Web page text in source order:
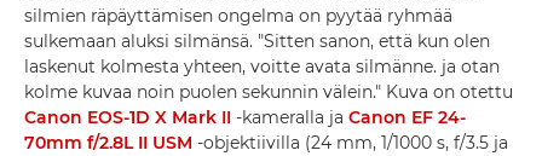
silmien räpäyttämisen ongelma on pyytää ryhmää
sulkemaan aluksi silmänsä. "Sitten sanon, että kun olen
laskenut kolmesta yhteen, voitte avata silmänne. ja otan
kolme kuvaa noin puolen sekunnin välein." Kuva on otettu
Canon EOS-1D X Mark II -kameralla ja Canon EF 24-
70mm f/2.8L II USM -objektiivilla (24 mm, 1/1000 s, f/3.5 ja